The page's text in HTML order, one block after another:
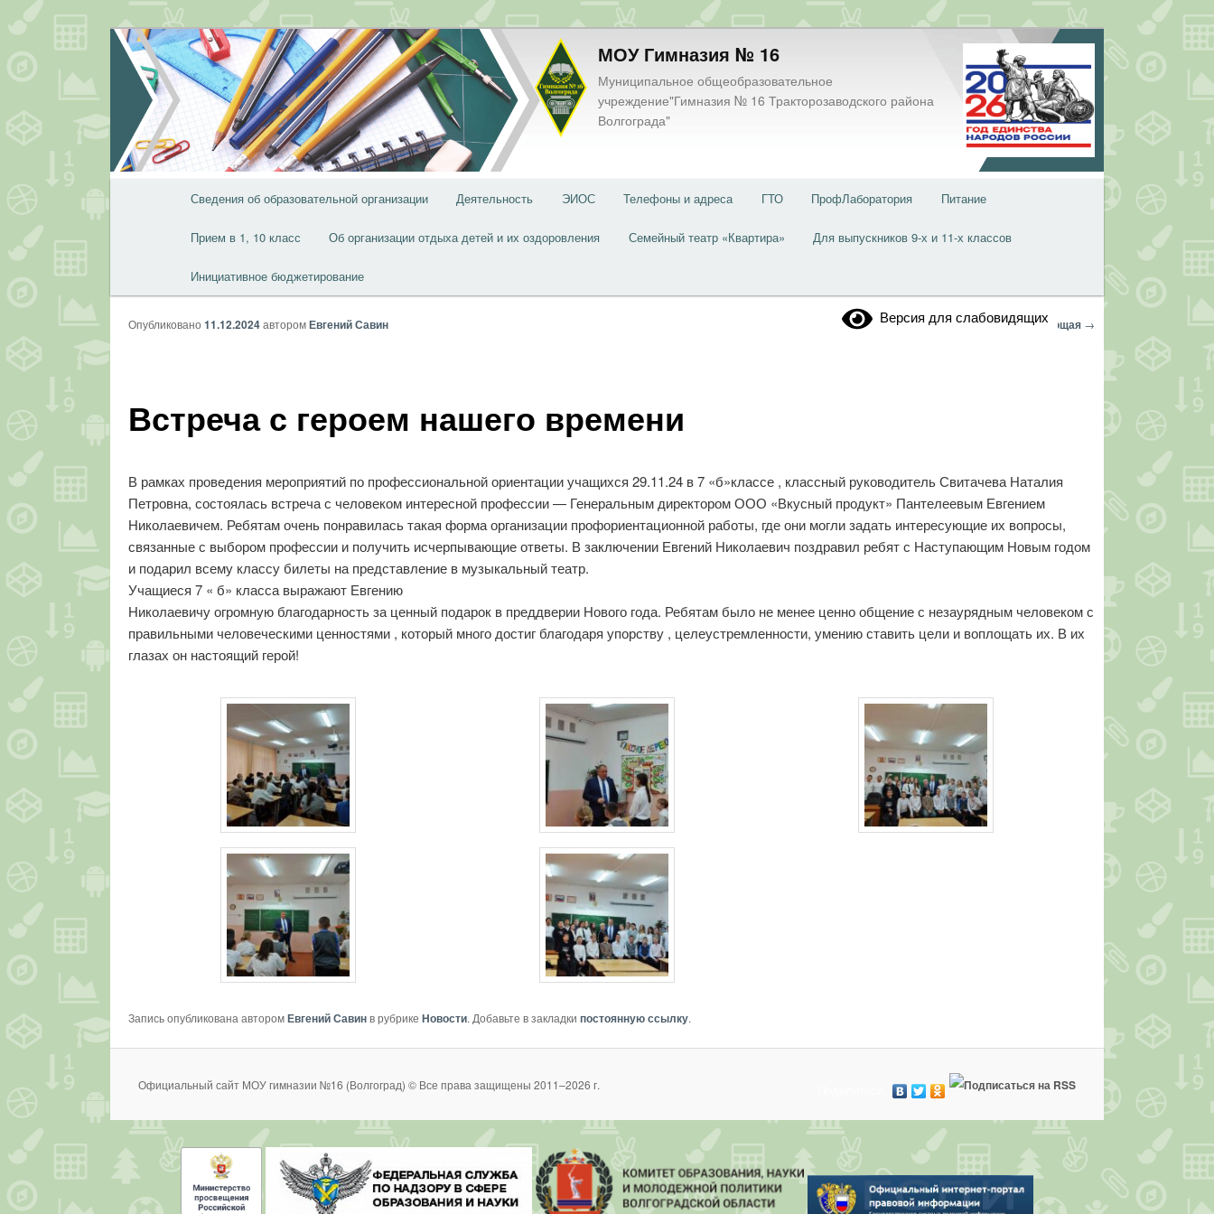
Перейти
к
основному
содержимому
МОУ Гимназия № 16
Муниципальное общеобразовательное
учреждение"Гимназия № 16 Тракторозаводского района
Волгограда"
Сведения об образовательной организации Деятельность ЭИОС Телефоны и адреса ГТО ПрофЛаборатория Питание
Прием в 1, 10 класс Об организации отдыха детей и их оздоровления Семейный театр «Квартира» Для выпускников 9-х и 11-х классов
Инициативное бюджетирование
Версия для слабовидящих
Навигация
← Предыдущая Следующая →
Встреча с героем нашего времени
Опубликовано 11.12.2024авторомЕвгений Савин
В рамках проведения мероприятий по профессиональной ориентации учащихся 29.11.24 в 7 «б»классе , классный руководитель Свитачева Наталия
Петровна, состоялась встреча с человеком интересной профессии — Генеральным директором ООО «Вкусный продукт» Пантелеевым Евгением
Николаевичем. Ребятам очень понравилась такая форма организации профориентационной работы, где они могли задать интересующие их вопросы,
связанные с выбором профессии и получить исчерпывающие ответы. В заключении Евгений Николаевич поздравил ребят с Наступающим Новым годом
и подарил всему классу билеты на представление в музыкальный театр.
Учащиеся 7 « б» класса выражают Евгению
Николаевичу огромную благодарность за ценный подарок в преддверии Нового года. Ребятам было не менее ценно общение с незаурядным человеком с
правильными человеческими ценностями , который много достиг благодаря упорству , целеустремленности, умению ставить цели и воплощать их. В их
глазах он настоящий герой!
Запись опубликована авторомЕвгений Савинв рубрике Новости. Добавьте в закладки постоянную ссылку.
Официальный сайт МОУ гимназии №16 (Волгоград) © Все права защищены 2011–2026 г.